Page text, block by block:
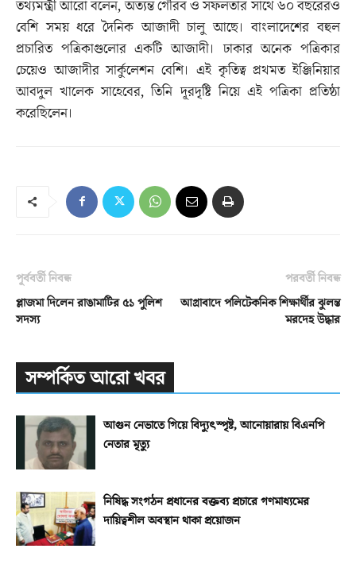
তথ্যমন্ত্রী আরো বলেন, অত্যন্ত গৌরব ও সফলতার সাথে ৬০ বছরেরও
বেশি সময় ধরে দৈনিক আজাদী চালু আছে। বাংলাদেশের বহুল
প্রচারিত পত্রিকাগুলোর একটি আজাদী। ঢাকার অনেক পত্রিকার
চেয়েও আজাদীর সার্কুলেশন বেশি। এই কৃতিত্ব প্রথমত ইঞ্জিনিয়ার
আবদুল খালেক সাহেবের, তিনি দূরদৃষ্টি নিয়ে এই পত্রিকা প্রতিষ্ঠা
করেছিলেন।
পূর্ববর্তী নিবন্ধ
প্লাজমা দিলেন রাঙামাটির ৫১ পুলিশ
সদস্য
পরবর্তী নিবন্ধ
আগ্রাবাদে পলিটেকনিক শিক্ষার্থীর ঝুলন্ত
মরদেহ উদ্ধার
সম্পর্কিত আরো খবর
আগুন নেভাতে গিয়ে বিদ্যুৎস্পৃষ্ট, আনোয়ারায় বিএনপি
নেতার মৃত্যু
নিষিদ্ধ সংগঠন প্রধানের বক্তব্য প্রচারে গণমাধ্যমের
দায়িত্বশীল অবস্থান থাকা প্রয়োজন